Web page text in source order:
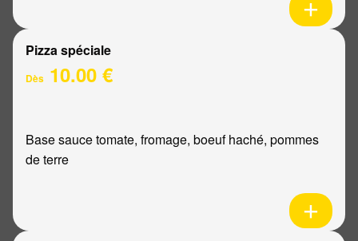
Pizza spéciale
Dès 10.00 €
Base sauce tomate, fromage, boeuf haché, pommes
de terre